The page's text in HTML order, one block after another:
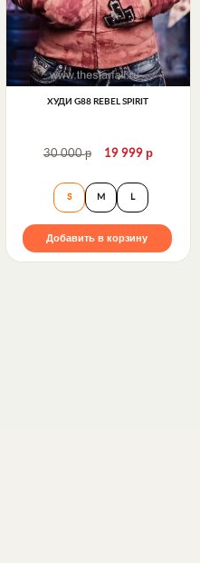
Rebel Spirit
ХУДИ G88 REBEL SPIRIT
30 000р 19 999 р
Худи G88 Rebel
S M L
Добавить в корзину